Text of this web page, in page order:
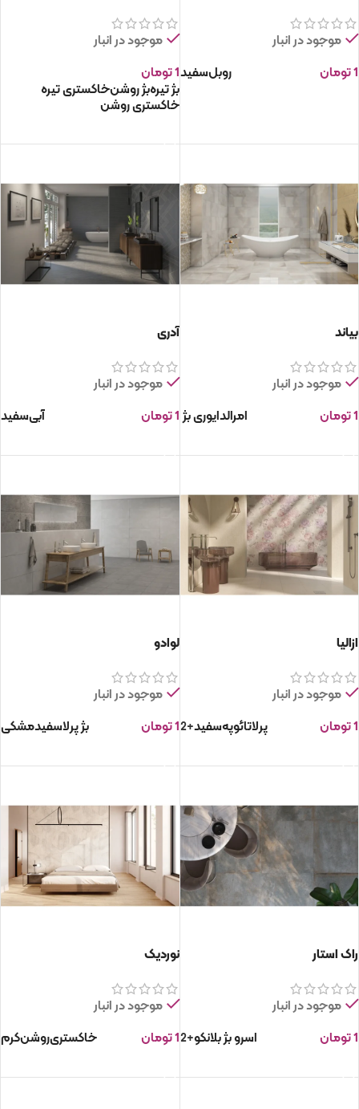
موجود در انبار
1تومان روبلسفید
موجود در انبار
1تومان
بژ تیرهبژ روشنخاکستری تیره
خاکستری روشن
بیاند
موجود در انبار
1تومان امرالدایوریبژ
آدری
موجود در انبار
1تومان آبیسفید
ازالیا
موجود در انبار
1تومان پرلاتائوپهسفید+2
لوادو
موجود در انبار
1تومان بژپرلاسفیدمشکی
راک استار
موجود در انبار
1تومان اسروبژبلانکو+2
نوردیک
موجود در انبار
1تومان خاکستریروشنکرم